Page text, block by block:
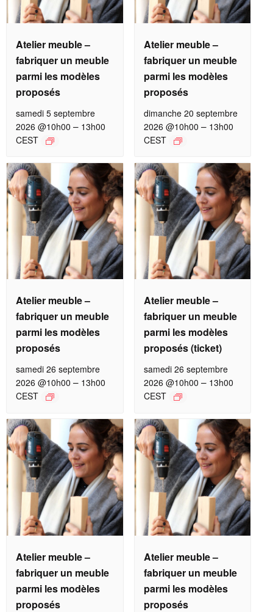
Atelier meuble –
fabriquer un meuble
parmi les modèles
proposés
samedi 5 septembre
2026 @10h00 – 13h00
CEST
Atelier meuble –
fabriquer un meuble
parmi les modèles
proposés
dimanche 20 septembre
2026 @10h00 – 13h00
CEST
Atelier meuble –
fabriquer un meuble
parmi les modèles
proposés
samedi 26 septembre
2026 @10h00 – 13h00
CEST
Atelier meuble –
fabriquer un meuble
parmi les modèles
proposés (ticket)
samedi 26 septembre
2026 @10h00 – 13h00
CEST
Atelier meuble –
fabriquer un meuble
parmi les modèles
proposés
Atelier meuble –
fabriquer un meuble
parmi les modèles
proposés